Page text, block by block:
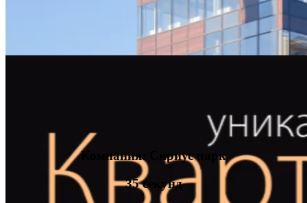
Компания: Сириус парк
35 секунд